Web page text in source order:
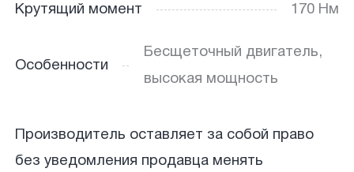
Крутящий момент 170 Нм
Особенности
Бесщеточный двигатель,
высокая мощность
Производитель оставляет за собой право
без уведомления продавца менять